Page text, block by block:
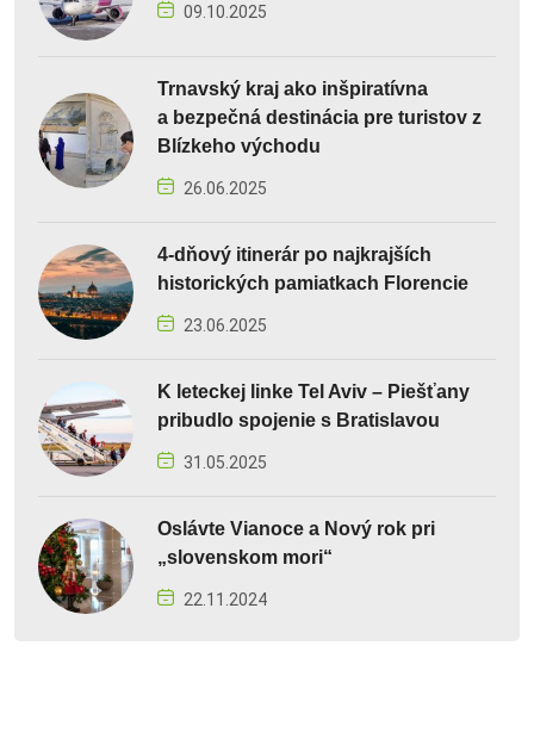
09.10.2025
Trnavský kraj ako inšpiratívna
a bezpečná destinácia pre turistov z
Blízkeho východu
26.06.2025
4-dňový itinerár po najkrajších
historických pamiatkach Florencie
23.06.2025
K leteckej linke Tel Aviv – Piešťany
pribudlo spojenie s Bratislavou
31.05.2025
Oslávte Vianoce a Nový rok pri
„slovenskom mori“
22.11.2024